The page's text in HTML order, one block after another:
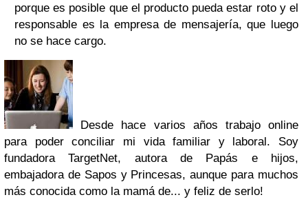
porque es posible que el producto pueda estar roto y el
responsable es la empresa de mensajería, que luego
no se hace cargo.
Desde hace varios años trabajo online
para poder conciliar mi vida familiar y laboral. Soy
fundadora TargetNet, autora de Papás e hijos,
embajadora de Sapos y Princesas, aunque para muchos
más conocida como la mamá de... y feliz de serlo!